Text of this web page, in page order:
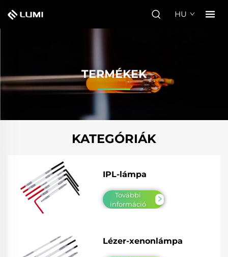
HU
TERMÉKEK
KATEGÓRIÁK
IPL-lámpa
További
információ
Lézer-xenonlámpa